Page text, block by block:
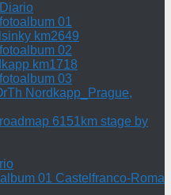
01
km2649
02
km1718
03
Nordkapp_Prague,
6151km stage by
01 Castelfranco-Roma